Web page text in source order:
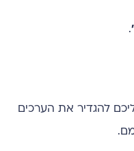
.
להגדיר את הערכים